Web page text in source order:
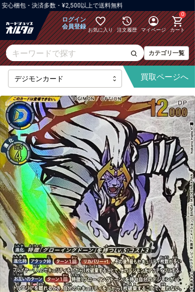
包・決済多数・¥2,500以上で送料無料
ログイン
会員登録 お気に入り 注文履歴 マイページ
0
カート
カテゴリ一覧
【BT-25】DUAL REVOLUTION
【AD-01】DIGIMON GENERATION
【BT-24】TIME STRANGER
【BT-23】HACKERS' SLUMBER
【BT-22】CYBER EDEN
【BT-21】WORLD CONVERGENCE
【BT-20】OVER THE X
買取ページへ